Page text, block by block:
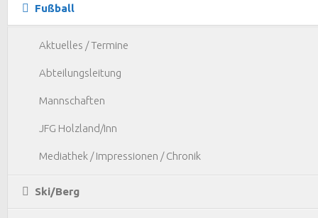
Fußball
Aktuelles / Termine
Abteilungsleitung
Mannschaften
JFG Holzland/Inn
Mediathek / Impressionen / Chronik
Ski/Berg